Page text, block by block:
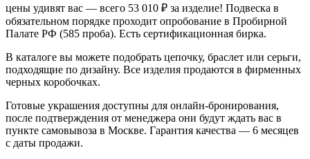
цены удивят вас — всего 53 010 ₽ за изделие! Подвеска в
обязательном порядке проходит опробование в Пробирной
Палате РФ (585 проба). Есть сертификационная бирка.
В каталоге вы можете подобрать цепочку, браслет или серьги,
подходящие по дизайну. Все изделия продаются в фирменных
черных коробочках.
Готовые украшения доступны для онлайн-бронирования,
после подтверждения от менеджера они будут ждать вас в
пункте самовывоза в Москве. Гарантия качества — 6 месяцев
с даты продажи.